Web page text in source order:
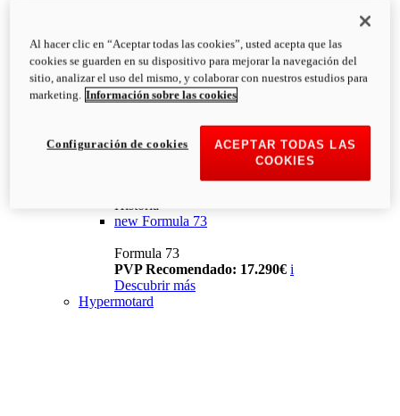
Historia
new Formula 73
Formula 73
PVP Recomendado: 17.290€ i
Descubrir más
Hypermotard
Al hacer clic en “Aceptar todas las cookies”, usted acepta que las
cookies se guarden en su dispositivo para mejorar la navegación del
sitio, analizar el uso del mismo, y colaborar con nuestros estudios para
marketing. Información sobre las cookies
ACEPTAR TODAS LAS
COOKIES
Configuración de cookies